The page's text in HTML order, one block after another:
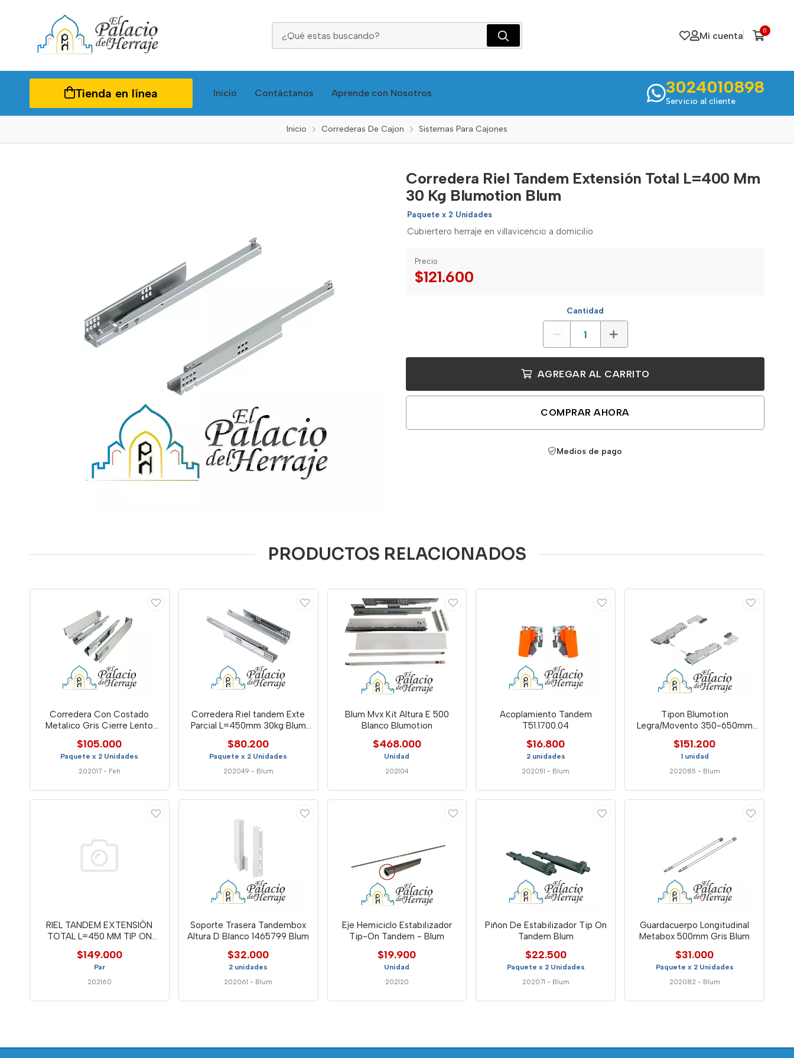
Mi cuenta 0
Tienda en línea Inicio Contáctanos Aprende con Nosotros 3024010898
Servicio al cliente
Inicio Correderas De Cajon Sistemas Para Cajones
Corredera Riel Tandem Extensión Total L=400 Mm
30 Kg Blumotion Blum
Paquete x 2 Unidades
Cubiertero herraje en villavicencio a domicilio
Precio
$121.600
Cantidad
AGREGAR AL CARRITO
COMPRAR AHORA
Medios de pago
PRODUCTOS RELACIONADOS
Corredera Con Costado
Metalico Gris Cierre Lento
500xh86mm 5984
$105.000
Paquete x 2 Unidades
202017 - Feh
Corredera Riel tandem Exte
Parcial L=450mm 30kg Blum
6065542
$80.200
Paquete x 2 Unidades
202049 - Blum
Blum Mvx Kit Altura E 500
Blanco Blumotion
$468.000
Unidad
202104
Acoplamiento Tandem
T51.1700.04
$16.800
2 unidades
202051 - Blum
Tipon Blumotion
Legra/Movento 350-650mm
15-40kg L3 Gris
$151.200
1 unidad
202085 - Blum
RIEL TANDEM EXTENSIÓN
TOTAL L=450 MM TIP ON
$149.000
Par
202160
Soporte Trasera Tandembox
Altura D Blanco 1465799 Blum
$32.000
2 unidades
202061 - Blum
Eje Hemiciclo Estabilizador
Tip-On Tandem - Blum
$19.900
Unidad
202120
Piñon De Estabilizador Tip On
Tandem Blum
$22.500
Paquete x 2 Unidades
202071 - Blum
Guardacuerpo Longitudinal
Metabox 500mm Gris Blum
$31.000
Paquete x 2 Unidades
202082 - Blum